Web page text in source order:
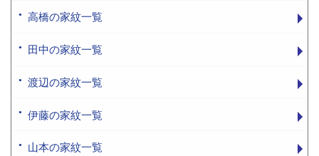
高橋の家紋一覧
田中の家紋一覧
渡辺の家紋一覧
伊藤の家紋一覧
山本の家紋一覧